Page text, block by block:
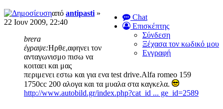
Chat
Επισκέπτης
Σύνδεση
Ξέχασα τον κωδικό μου
Εγγραφή
από antipasti »
22 Ιουν 2009, 22:40
brera
έγραψε:Ηρθε,αφηνει τον
ανταγωνισμο πισω να
κοιταει και μας
περιμενει εστω και για ενα test drive.Alfa romeo 159
1750cc 200 αλογα και τα μυαλα στα καγκελα.
http://www.autobild.gr/index.php?cat_id ... ge_id=2589